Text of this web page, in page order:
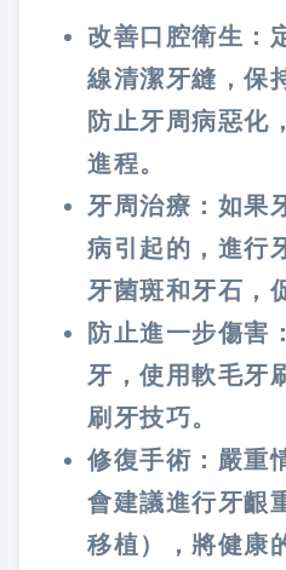
改善口腔衛生：
線清潔牙縫，保
防止牙周病惡化
進程。
牙周治療：如果
病引起的，進行
牙菌斑和牙石，
防止進一步傷害
牙，使用軟毛牙
刷牙技巧。
修復手術：嚴重
會建議進行牙齦
移植），將健康